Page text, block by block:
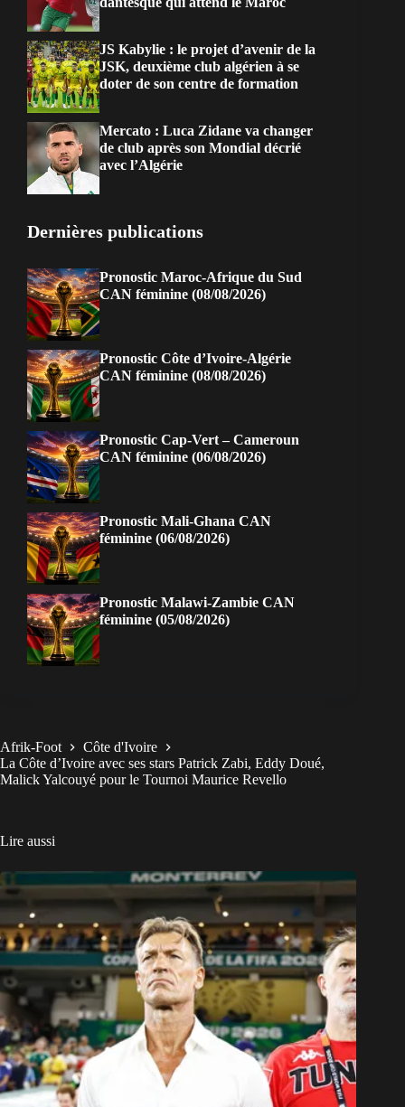
JS Kabylie : le projet d’avenir de la
JSK, deuxième club algérien à se
doter de son centre de formation
Mercato : Luca Zidane va changer
de club après son Mondial décrié
avec l’Algérie
Dernières publications
Pronostic Maroc-Afrique du Sud
CAN féminine (08/08/2026)
Pronostic Côte d’Ivoire-Algérie
CAN féminine (08/08/2026)
Pronostic Cap-Vert – Cameroun
CAN féminine (06/08/2026)
Pronostic Mali-Ghana CAN
féminine (06/08/2026)
Pronostic Malawi-Zambie CAN
féminine (05/08/2026)
Afrik-Foot
Côte d'Ivoire
La Côte d’Ivoire avec ses stars Patrick Zabi, Eddy Doué,
Malick Yalcouyé pour le Tournoi Maurice Revello
Lire aussi